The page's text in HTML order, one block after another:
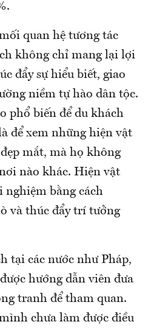
quan hệ tương tác
không chỉ mang lại lợi
đẩy sự hiểu biết, giao
niềm tự hào dân tộc.
phổ biến để du khách
để xem những hiện vật
mắt, mà họ không
nào khác. Hiện vật
bằng cách
và thúc đẩy trí tưởng
tại các nước như Pháp,
hướng dẫn viên đưa
tranh để tham quan.
chưa làm được điều